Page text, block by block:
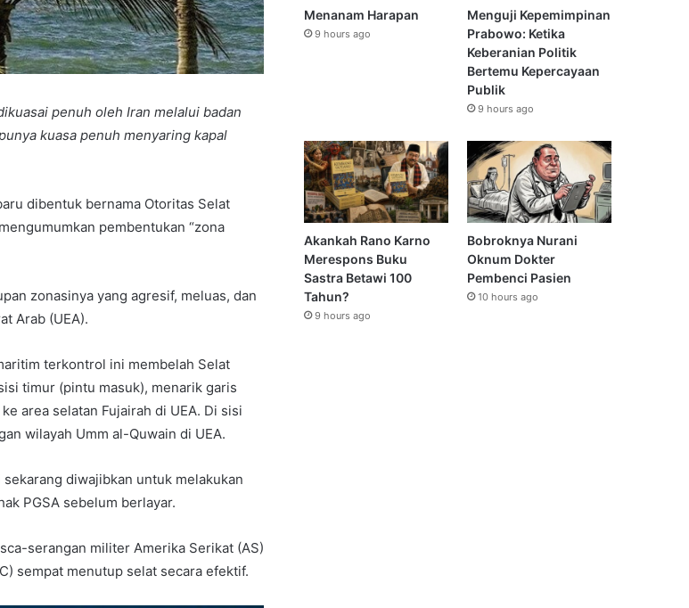
penuh oleh Iran melalui badan
kuasa penuh menyaring kapal
dibentuk bernama Otoritas Selat
pembentukan “zona
zonasinya yang agresif, meluas, dan
Arab (UEA).
terkontrol ini membelah Selat
timur (pintu masuk), menarik garis
area selatan Fujairah di UEA. Di sisi
wilayah Umm al-Quwain di UEA.
diwajibkan untuk melakukan
PGSA sebelum berlayar.
serangan militer Amerika Serikat (AS)
sempat menutup selat secara efektif.
Menanam Harapan
9 hours ago
Menguji Kepemimpinan
Prabowo: Ketika
Keberanian Politik
Bertemu Kepercayaan
Publik
9 hours ago
Akankah Rano Karno
Merespons Buku
Sastra Betawi 100
Tahun?
9 hours ago
Bobroknya Nurani
Oknum Dokter
Pembenci Pasien
10 hours ago